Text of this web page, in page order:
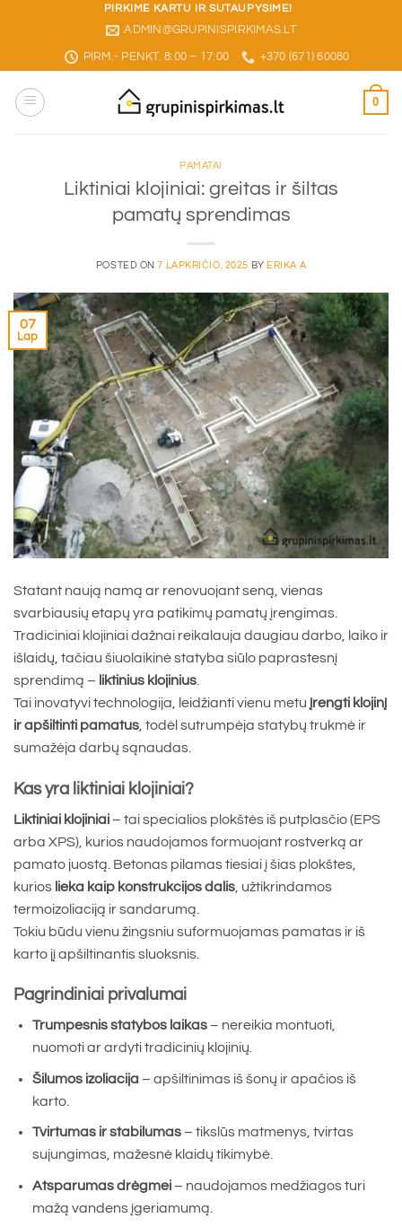
PIRKIME KARTU IR SUTAUPYSIME!
ADMIN@GRUPINISPIRKIMAS.LT
PIRM.- PENKT. 8:00 – 17:00 +370 (671) 60080
0
PAMATAI
Liktiniai klojiniai: greitas ir šiltas
pamatų sprendimas
POSTED ON7 LAPKRIČIO, 2025 BY ERIKA A
07
Lap
Statant naują namą ar renovuojant seną, vienas
svarbiausių etapų yra patikimų pamatų įrengimas.
Tradiciniai klojiniai dažnai reikalauja daugiau darbo, laiko ir
išlaidų, tačiau šiuolaikinė statyba siūlo paprastesnį
sprendimą – liktinius klojinius.
Tai inovatyvi technologija, leidžianti vienu metu įrengti klojinį
ir apšiltinti pamatus, todėl sutrumpėja statybų trukmė ir
sumažėja darbų sąnaudas.
Kas yra liktiniai klojiniai?
Liktiniai klojiniai – tai specialios plokštės iš putplasčio (EPS
arba XPS), kurios naudojamos formuojant rostverką ar
pamato juostą. Betonas pilamas tiesiai į šias plokštes,
kurios lieka kaip konstrukcijos dalis , užtikrindamos
termoizoliaciją ir sandarumą.
Tokiu būdu vienu žingsniu suformuojamas pamatas ir iš
karto jį apšiltinantis sluoksnis.
Pagrindiniai privalumai
Trumpesnis statybos laikas– nereikia montuoti,
nuomoti ar ardyti tradicinių klojinių.
Šilumos izoliacija– apšiltinimas iš šonų ir apačios iš
karto.
Tvirtumas ir stabilumas– tikslūs matmenys, tvirtas
sujungimas, mažesnė klaidų tikimybė.
Atsparumas drėgmei– naudojamos medžiagos turi
mažą vandens įgeriamumą.